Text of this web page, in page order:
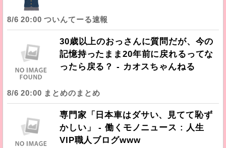
8/6 20:00 ついんてーる速報
30歳以上のおっさんに質問だが、今の
記憶持ったまま20年前に戻れるってな
ったら戻る？ - カオスちゃんねる
8/6 20:00 まとめのまとめ
専門家「日本車はダサい、見てて恥ず
かしい」 - 働くモノニュース : 人生
VIP職人ブログwww